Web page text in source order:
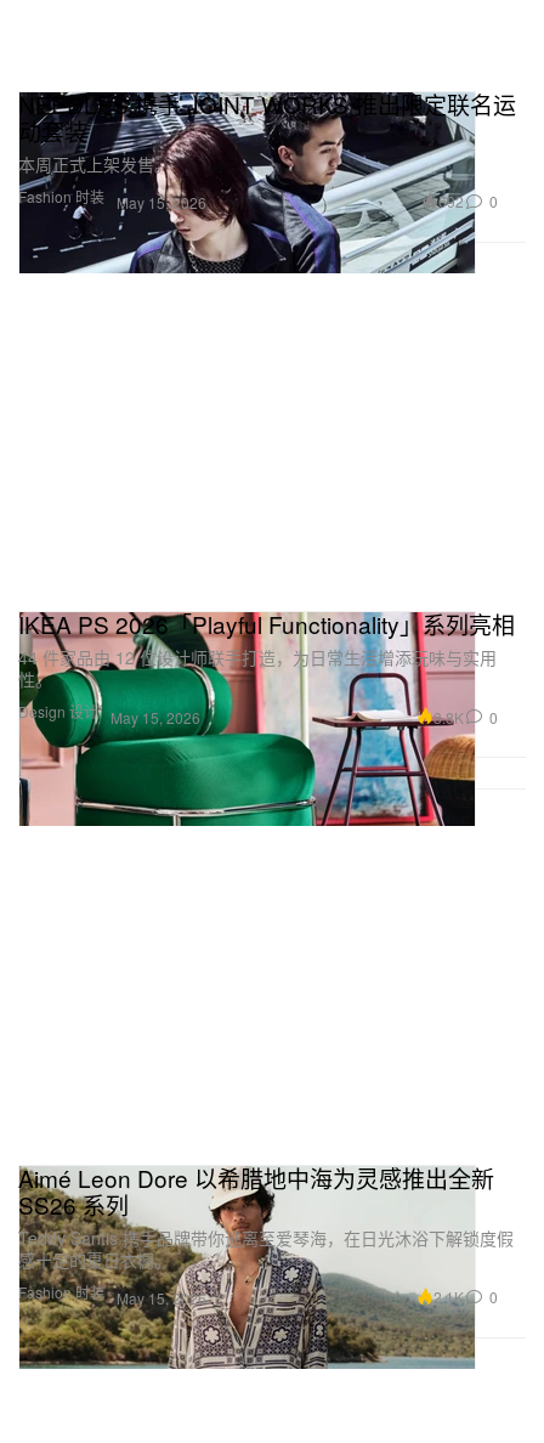
Fashion 时装
NEEDLES 携手 JOINT WORKS 推出限定联名运
动套装
本周正式上架发售。
May 15, 2026 692 0
Design 设计
IKEA PS 2026「Playful Functionality」系列亮相
44 件家品由 12 位设计师联手打造，为日常生活增添玩味与实用
性。
May 15, 2026 3.8K 0
Fashion 时装
Aimé Leon Dore 以希腊地中海为灵感推出全新
SS26 系列
Teddy Santis 携手品牌带你逃离至爱琴海，在日光沐浴下解锁度假
感十足的夏日衣橱。
May 15, 2026 2.1K 0